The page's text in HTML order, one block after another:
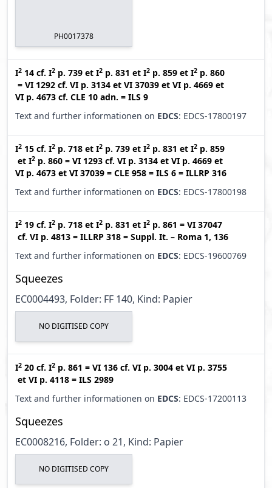
PH0017378
I2 14 cf. I2 p. 739 et I2 p. 831 et I2 p. 859 et I2 p. 860
= VI 1292 cf. VI p. 3134 et VI 37039 et VI p. 4669 et
VI p. 4673 cf. CLE 10 adn. = ILS 9
Text and further informationen on EDCS: EDCS-17800197
I2 15 cf. I2 p. 718 et I2 p. 739 et I2 p. 831 et I2 p. 859
et I2 p. 860 = VI 1293 cf. VI p. 3134 et VI p. 4669 et
VI p. 4673 et VI 37039 = CLE 958 = ILS 6 = ILLRP 316
Text and further informationen on EDCS: EDCS-17800198
I2 19 cf. I2 p. 718 et I2 p. 831 et I2 p. 861 = VI 37047
cf. VI p. 4813 = ILLRP 318 = Suppl. It. – Roma 1, 136
Text and further informationen on EDCS: EDCS-19600769
Squeezes
EC0004493, Folder: FF 140, Kind: Papier
NO DIGITISED COPY
I2 20 cf. I2 p. 861 = VI 136 cf. VI p. 3004 et VI p. 3755
et VI p. 4118 = ILS 2989
Text and further informationen on EDCS: EDCS-17200113
Squeezes
EC0008216, Folder: o 21, Kind: Papier
NO DIGITISED COPY